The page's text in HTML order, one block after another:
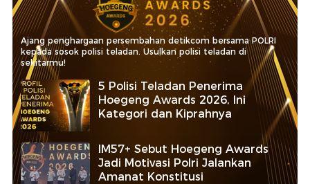
Ajang penghargaan persembahan detikcom bersama POLRI
kepada sosok polisi teladan. Usulkan polisi teladan di
sekitarmu!
5 Polisi Teladan Penerima
Hoegeng Awards 2026, Ini
Kategori dan Kiprahnya
IM57+ Sebut Hoegeng Awards
Jadi Motivasi Polri Jalankan
Amanat Konstitusi